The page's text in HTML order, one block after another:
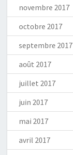
novembre 2017
octobre 2017
septembre 2017
août 2017
juillet 2017
juin 2017
mai 2017
avril 2017